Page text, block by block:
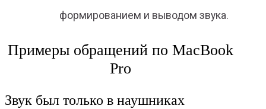
формированием и выводом звука.
Примеры обращений по MacBook
Pro
Звук был только в наушниках